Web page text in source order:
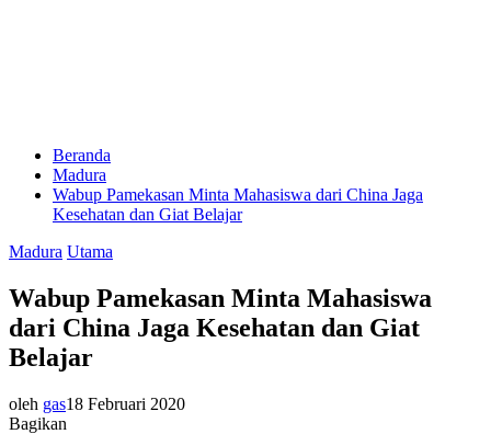
Beranda
Madura
Wabup Pamekasan Minta Mahasiswa dari China Jaga
Kesehatan dan Giat Belajar
Madura Utama
Wabup Pamekasan Minta Mahasiswa
dari China Jaga Kesehatan dan Giat
Belajar
oleh gas18 Februari 2020
Bagikan